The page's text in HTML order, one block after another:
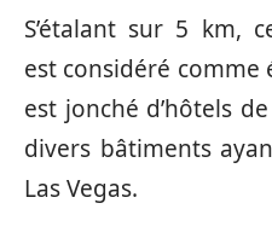
S’étalant sur 5 km,
est considéré comme
est jonché d’hôtels
divers bâtiments
Las Vegas.